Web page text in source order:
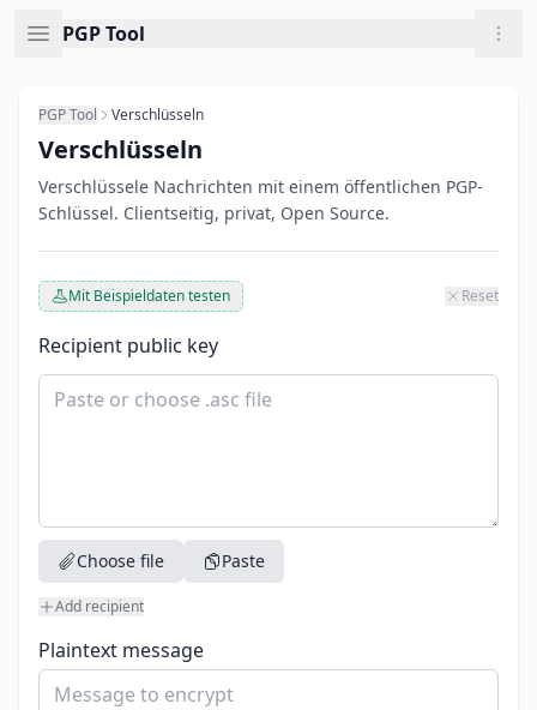
PGP Tool
PGP Tool Verschlüsseln
Verschlüsseln
Verschlüssele Nachrichten mit einem öffentlichen PGP-
Schlüssel. Clientseitig, privat, Open Source.
Mit Beispieldaten testen Reset
Recipient public key
Choose file Paste
Add recipient
Plaintext message